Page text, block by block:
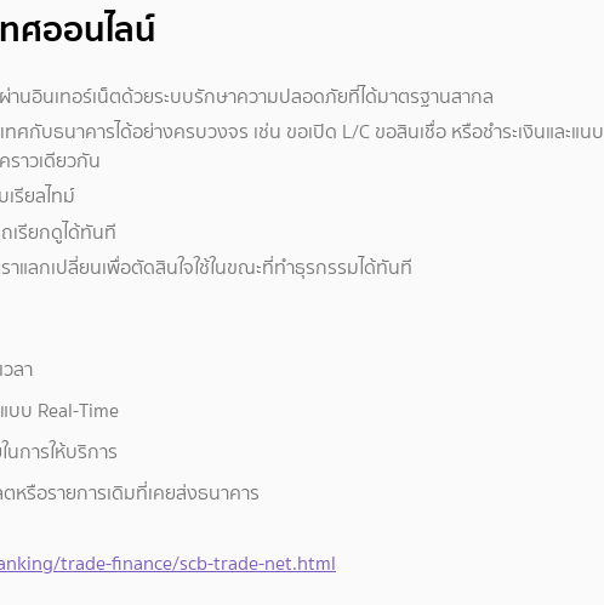
ศออนไลน์
านอินเทอร์เน็ตด้วยระบบรักษาความปลอดภัยที่ได้มาตรฐานสากล
ศกับธนาคารได้อย่างครบวงจร เช่น ขอเปิด L/C ขอสินเชื่อ หรือชำระเงินและแนบ
ราวเดียวกัน
รียลไทม์
เรียกดูได้ทันที
แลกเปลี่ยนเพื่อตัดสินใจใช้ในขณะที่ทำธุรกรรมได้ทันที
ลา
บ Real-Time
นการให้บริการ
หรือรายการเดิมที่เคยส่งธนาคาร
trade-finance/scb-trade-net.html